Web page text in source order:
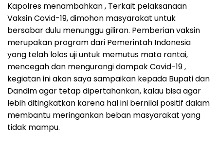
Kapolres menambahkan , Terkait pelaksanaan
Vaksin Covid-19, dimohon masyarakat untuk
bersabar dulu menunggu giliran. Pemberian vaksin
merupakan program dari Pemerintah Indonesia
yang telah lolos uji untuk memutus mata rantai,
mencegah dan mengurangi dampak Covid-19 ,
kegiatan ini akan saya sampaikan kepada Bupati dan
Dandim agar tetap dipertahankan, kalau bisa agar
lebih ditingkatkan karena hal ini bernilai positif dalam
membantu meringankan beban masyarakat yang
tidak mampu.